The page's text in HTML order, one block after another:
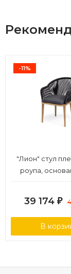
-11%
"Лион" стул
роупа,
серая
39 174 ₽
В